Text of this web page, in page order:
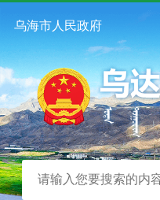
乌海市人民政府